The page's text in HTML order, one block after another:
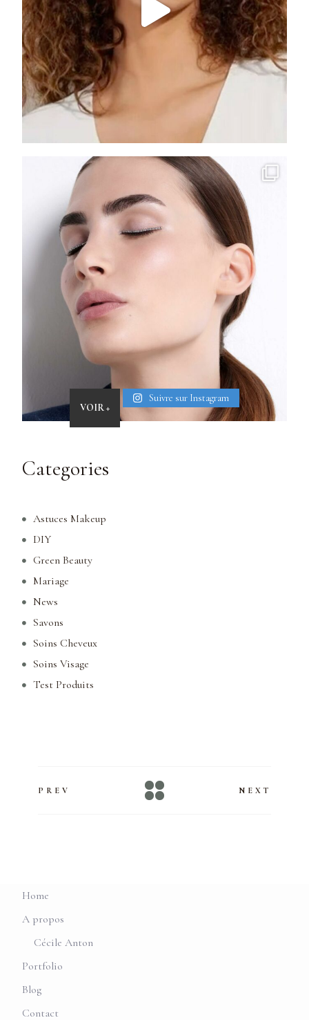
VOIR +
Suivre sur Instagram
Categories
Astuces Makeup
DIY
Green Beauty
Mariage
News
Savons
Soins Cheveux
Soins Visage
Test Produits
PREV NEXT
Home
A propos
Cécile Anton
Portfolio
Blog
Contact